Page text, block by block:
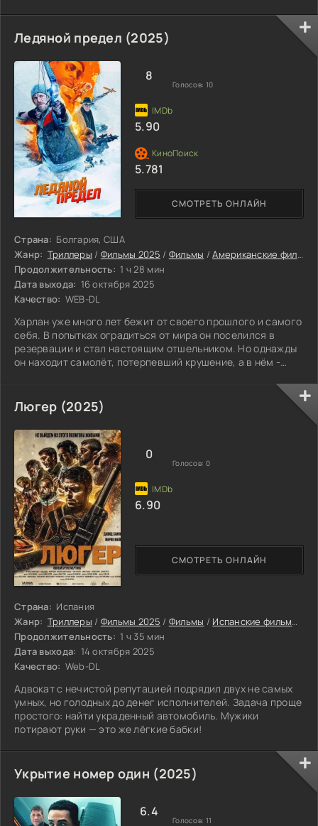
Ледяной предел (2025)
Страна: Болгария, США
Жанр: Триллеры / Фильмы 2025 / Фильмы /Американские фильмы
Продолжительность: 1 ч 28 мин
Дата выхода: 16 октября 2025
Качество: WEB-DL
Харлан уже много лет бежит от своего прошлого и самого
себя. В попытках оградиться от мира он поселился в
резервации и стал настоящим отшельником. Но однажды
он находит самолёт, потерпевший крушение, а в нём -
сокровищем, Харлану придется пройти огонь и воду, но,
возможно, именно навыки из его загадочного прошлого
помогут ему выжить.
СМОТРЕТЬ ОНЛАЙН
8
Голосов: 10
5.90
5.781
Люгер (2025)
Страна: Испания
Жанр: Триллеры / Фильмы 2025 / Фильмы / Испанские фильмы
Продолжительность: 1 ч 35 мин
Дата выхода: 14 октября 2025
Качество: Web-DL
Адвокат с нечистой репутацией подрядил двух не самых
умных, но голодных до денег исполнителей. Задача проще
простого: найти украденный автомобиль. Мужики
потирают руки — это же лёгкие бабки!
СМОТРЕТЬ ОНЛАЙН
0
Голосов: 0
6.90
Укрытие номер один (2025)
6.4
Голосов: 11